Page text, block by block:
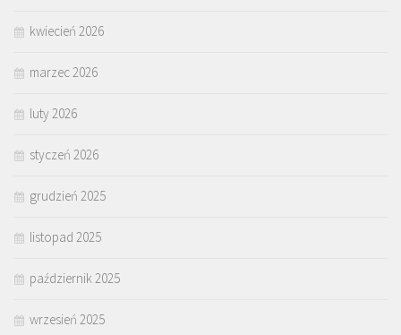
kwiecień 2026
marzec 2026
luty 2026
styczeń 2026
grudzień 2025
listopad 2025
październik 2025
wrzesień 2025